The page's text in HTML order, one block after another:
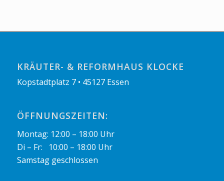
KRÄUTER- & REFORMHAUS KLOCKE
Kopstadtplatz 7 • 45127 Essen
ÖFFNUNGSZEITEN:
Montag: 12:00 – 18:00 Uhr
Di – Fr: 10:00 – 18:00 Uhr
Samstag geschlossen